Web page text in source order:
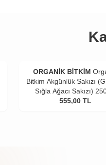
ORGANİK BİTKİM
Bitkim Akgünlük Sakızı
Sığla Ağacı Sakızı)
555,00 TL